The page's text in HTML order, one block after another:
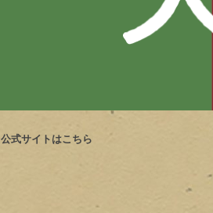
公式サイトはこちら